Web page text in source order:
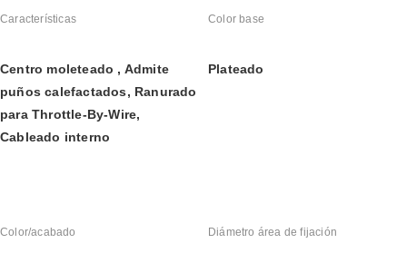
Características
Centro moleteado , Admite
puños calefactados, Ranurado
para Throttle-By-Wire,
Cableado interno
Color base
Plateado
Color/acabado Diámetro área de fijación